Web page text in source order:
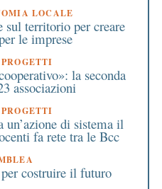
LOCALE
sul territorio per creare
le imprese
la seconda
associazioni
di sistema il
fa rete tra le Bcc
costruire il futuro